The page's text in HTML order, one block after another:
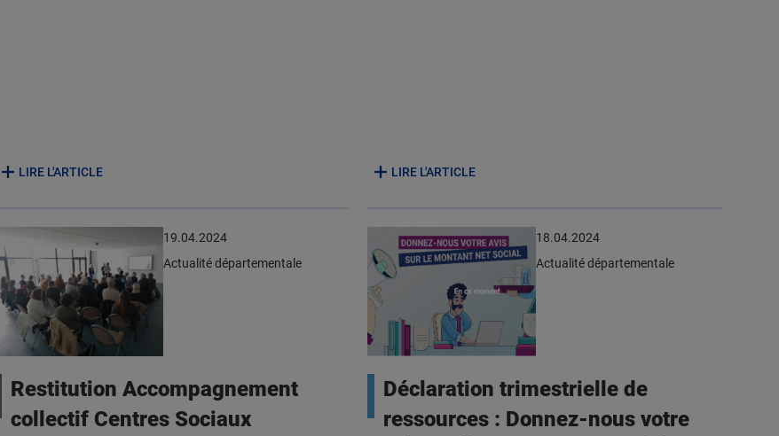
LIRE L'ARTICLE LIRE L'ARTICLE
19.04.2024
Actualité départementale
Restitution Accompagnement
collectif Centres Sociaux
18.04.2024
Actualité départementale
Déclaration trimestrielle de
ressources : Donnez-nous votre